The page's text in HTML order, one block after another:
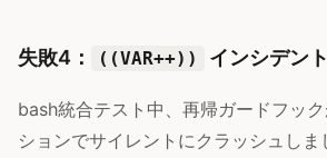
失敗4： ((VAR++)) インシデント
bash統合テスト中、再帰ガードフッ
ションでサイレントにクラッシュしま